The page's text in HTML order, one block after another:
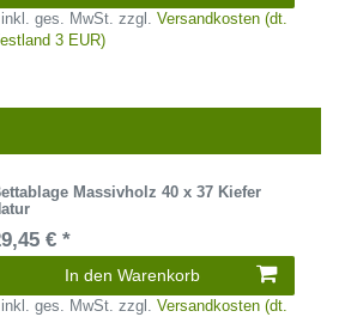
inkl. ges. MwSt. zzgl.Versandkosten (dt.
3 EUR)
Massivholz 40 x 37 Kiefer
€ *
In den Warenkorb
inkl. ges. MwSt. zzgl.Versandkosten (dt.